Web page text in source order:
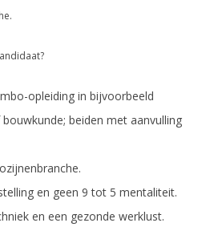
opleiding in bijvoorbeeld
beiden met aanvulling
en geen 9 tot 5 mentaliteit.
en een gezonde werklust.